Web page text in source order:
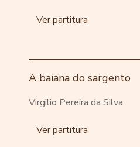
Ver partitura
A baiana do sargento
Virgilio Pereira da Silva
Ver partitura